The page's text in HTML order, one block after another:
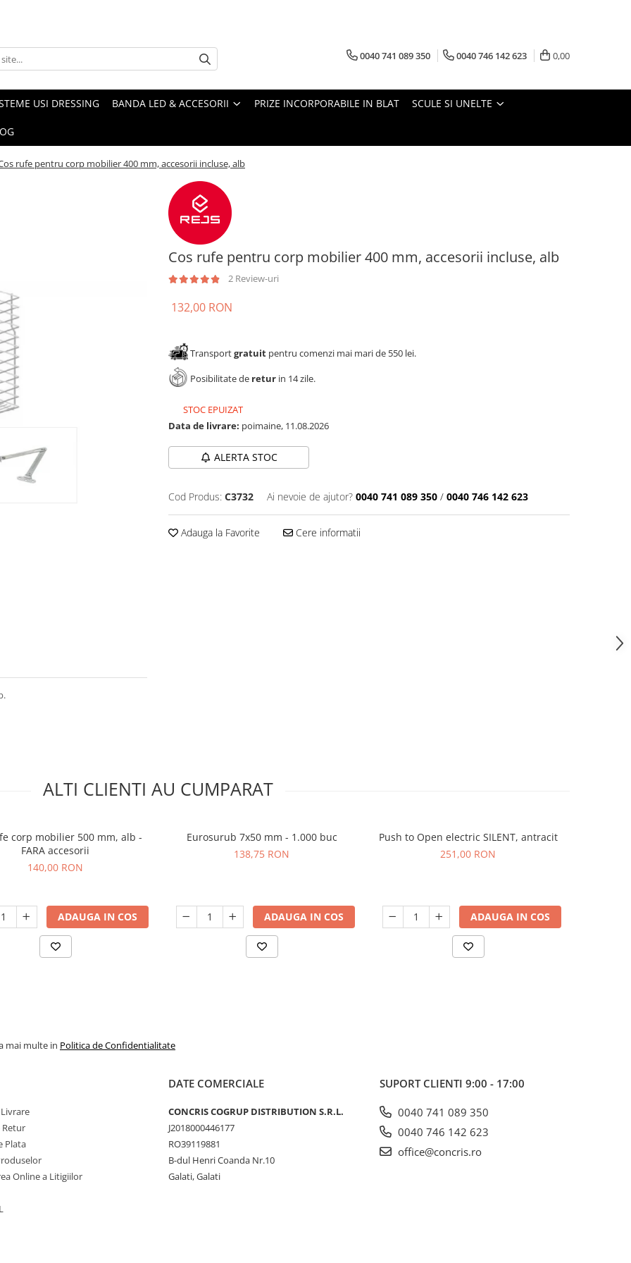
0040 741 089 350 0040 746 142 623 0,00
USI DRESSING BANDA LED & ACCESORII PRIZE INCORPORABILE IN BLAT SCULE SI UNELTE
rufe pentru corp mobilier 400 mm, accesorii incluse, alb
Cos rufe pentru corp mobilier 400 mm, accesorii incluse, alb
2 Review-uri
132,00 RON
Transportgratuit pentru comenzi mai mari de 550 lei.
Posibilitate de retur in 14 zile.
STOC EPUIZAT
Data de livrare: poimaine, 11.08.2026
ALERTA STOC
Cod Produs: C3732 Ai nevoie de ajutor? 0040 741 089 350 / 0040 746 142 623
Adauga la Favorite Cere informatii
ALTI CLIENTI AU CUMPARAT
corp mobilier 500 mm, alb -
FARA accesorii
140,00 RON
ADAUGA IN COS
Eurosurub 7x50 mm - 1.000 buc
138,75 RON
ADAUGA IN COS
Push to Open electric SILENT, antracit
251,00 RON
ADAUGA IN COS
mai multe in Politica de Confidentialitate
Retur
Plata
Online a Litigiilor
DATE COMERCIALE
CONCRIS COGRUP DISTRIBUTION S.R.L.
J2018000446177
RO39119881
B-dul Henri Coanda Nr.10
Galati, Galati
SUPORT CLIENTI 9:00 - 17:00
0040 741 089 350
0040 746 142 623
office@concris.ro